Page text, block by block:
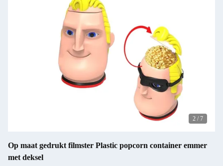
2 / 7
Op maat gedrukt filmster Plastic popcorn container emmer
met deksel